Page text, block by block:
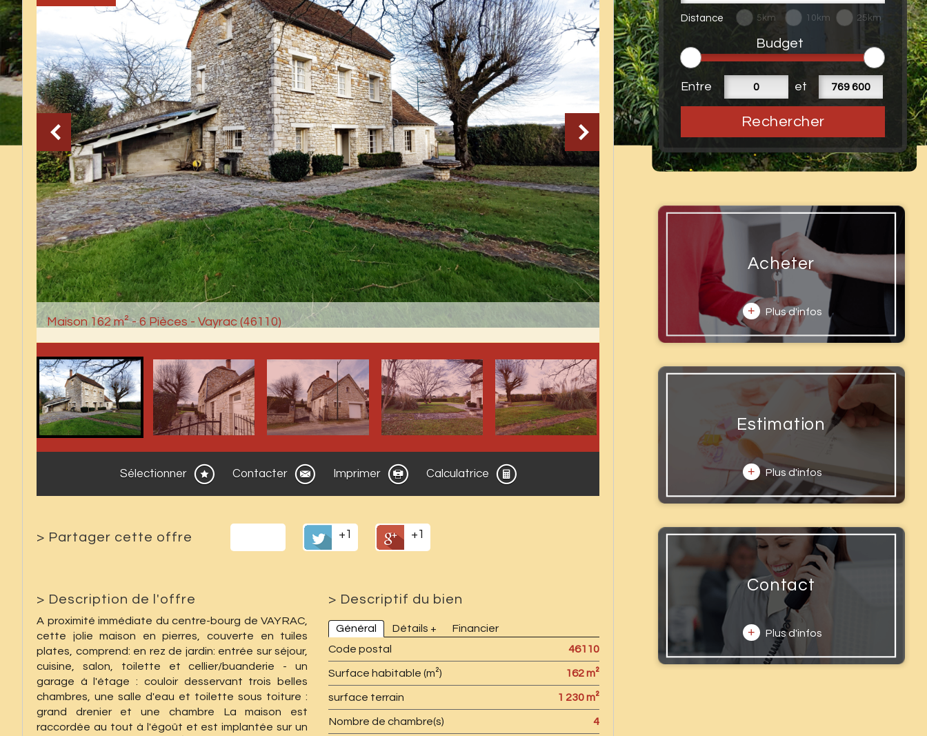
Distance 5km 10km 25km
Budget
Entre et
Rechercher
Maison 162 m² - 6 Pièces - Vayrac (46110)
Sélectionner Contacter Imprimer Calculatrice
> Partager cette offre +1 +1
> Description de l'offre
A proximité immédiate du centre-bourg de VAYRAC,
cette jolie maison en pierres, couverte en tuiles
plates, comprend: en rez de jardin: entrée sur séjour,
cuisine, salon, toilette et cellier/buanderie - un
garage à l'étage : couloir desservant trois belles
chambres, une salle d'eau et toilette sous toiture :
grand drenier et une chambre La maison est
raccordée au tout à l'égoût et est implantée sur un
> Descriptif du bien
Général Détails +
Financier
Code postal
46110
Surface habitable (m²) 162 m²
surface terrain 1 230 m²
Nombre de chambre(s) 4
Acheter
+ Plus d'infos
Estimation
+ Plus d'infos
Contact
+ Plus d'infos